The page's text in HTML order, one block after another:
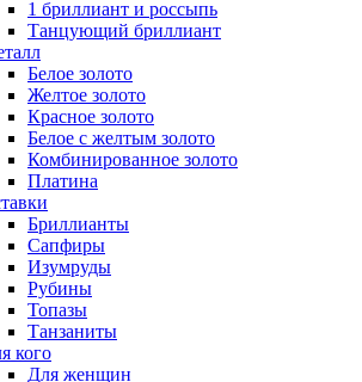
1 бриллиант и россыпь
Танцующий бриллиант
Белое золото
Желтое золото
Красное золото
Белое с желтым золото
Комбинированное золото
Платина
Бриллианты
Сапфиры
Изумруды
Рубины
Топазы
Танзаниты
кого
Для женщин